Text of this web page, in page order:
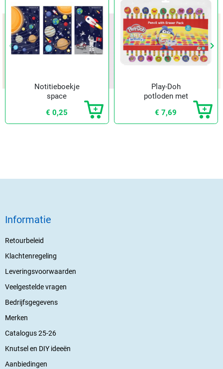
Vorige
keyboard_arrow_left keyboard_arrow_right
Notitieboekje
space
€ 0,25
Play-Doh
potloden met
€ 7,69
Informatie
Retourbeleid
Klachtenregeling
Leveringsvoorwaarden
Veelgestelde vragen
Bedrijfsgegevens
Merken
Catalogus 25-26
Knutsel en DIY ideeën
Aanbiedingen